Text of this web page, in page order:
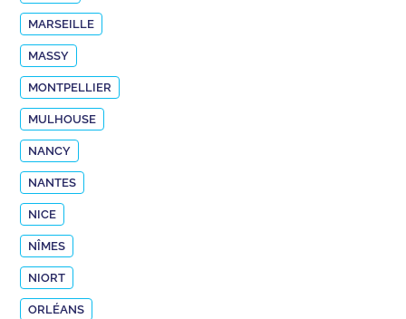
MARSEILLE
MASSY
MONTPELLIER
MULHOUSE
NANCY
NANTES
NICE
NÎMES
NIORT
ORLÉANS